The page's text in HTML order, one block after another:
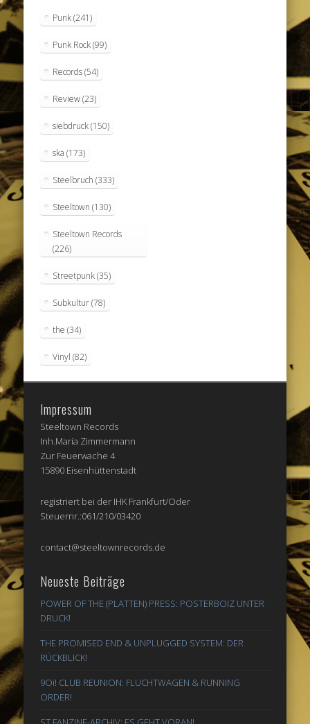
Punk(241)
Punk Rock(99)
Records(54)
Review(23)
siebdruck(150)
ska (173)
Steelbruch (333)
Steeltown (130)
Steeltown Records
(226)
Streetpunk(35)
Subkultur(78)
the (34)
Vinyl (82)
Impressum
Steeltown Records
Inh.Maria Zimmermann
Zur Feuerwache 4
15890 Eisenhüttenstadt
registriert bei der IHK Frankfurt/Oder
Steuernr.:061/210/03420
contact@steeltownrecords.de
Neueste Beiträge
POWER OF THE (PLATTEN) PRESS: POSTERBOIZ UNTER
DRUCK!
THE PROMISED END & UNPLUGGED SYSTEM: DER
RÜCKBLICK!
9Oi! CLUB REUNION: FLUCHTWAGEN & RUNNING
ORDER!